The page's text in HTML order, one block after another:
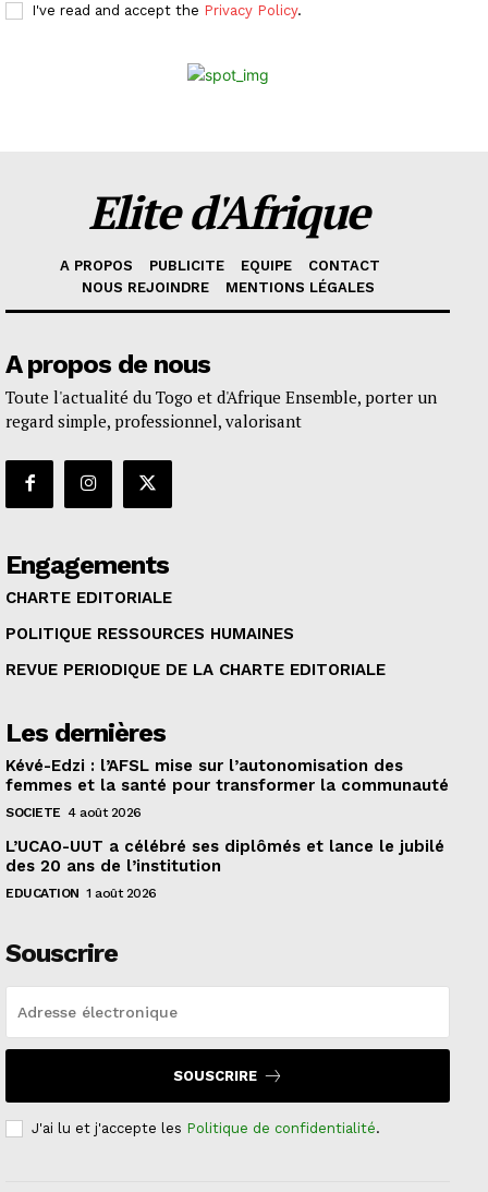
I've read and accept the Privacy Policy.
Elite d'Afrique
A PROPOS PUBLICITE EQUIPE
CONTACT
NOUS REJOINDRE
MENTIONS LÉGALES
A propos de nous
Toute l'actualité du Togo et d'Afrique Ensemble, porter un
regard simple, professionnel, valorisant
Engagements
CHARTE EDITORIALE
POLITIQUE RESSOURCES HUMAINES
REVUE PERIODIQUE DE LA CHARTE EDITORIALE
Les dernières
Kévé-Edzi : l’AFSL mise sur l’autonomisation des
femmes et la santé pour transformer la communauté
SOCIETE 4 août 2026
L’UCAO-UUT a célébré ses diplômés et lance le jubilé
des 20 ans de l’institution
EDUCATION 1 août 2026
Souscrire
SOUSCRIRE
J'ai lu et j'accepte les Politique de confidentialité.